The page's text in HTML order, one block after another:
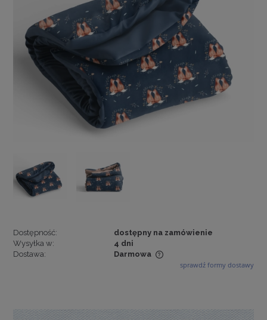
Dostępność:
dostępny na zamówienie
Wysyłka w:
4 dni
Dostawa:
Darmowa
Cena nie zawiera ewentualnych kosztów płatności
sprawdź formy dostawy